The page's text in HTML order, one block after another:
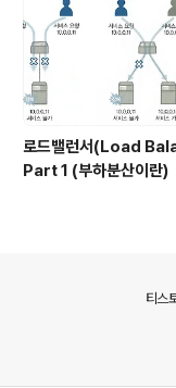
로드밸런서(Load
Part 1 (부하분산이란)
티스